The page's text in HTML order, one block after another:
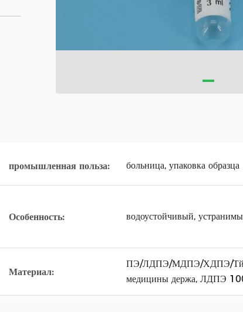
промышленная польза: больница, упаковка образца
Особенность: водоустойчивый,
Материал:
ПЭ/ЛДПЭ/МДПЭ/ХДПЭ/
медицины держа, ЛДПЭ